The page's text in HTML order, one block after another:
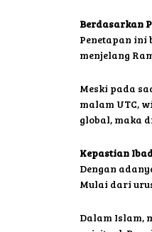
Berdasarkan
Penetapan ini
menjelang
Meski pada
malam UTC,
global, maka
Kepastian
Dengan
Mulai dari
Dalam Islam,